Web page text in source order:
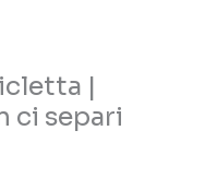
|
ci separi